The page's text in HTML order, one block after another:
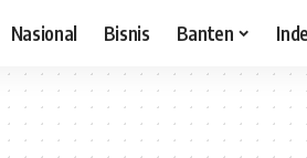
Nasional Bisnis Banten